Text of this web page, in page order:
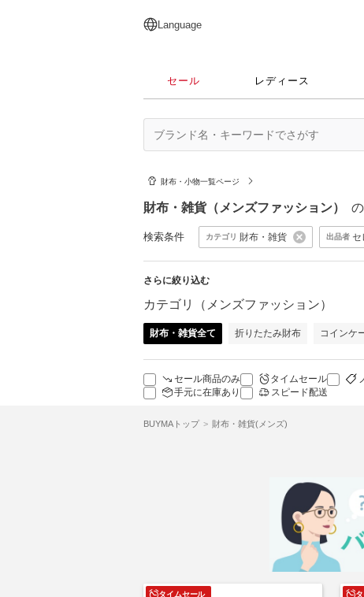
日本語
English
简体中文
繁體中文
Language
セール レディース
財布・小物一覧ページ
財布・雑貨（メンズファッション）
検索条件 カテゴリ 財布・雑貨 出品者
さらに絞り込む
カテゴリ（メンズファッション）
財布・雑貨全て 折りたたみ財布 コインケ
セール商品のみ タイムセール
手元に在庫あり
スピード配送
BUYMAトップ 財布・雑貨(メンズ)
タイムセール